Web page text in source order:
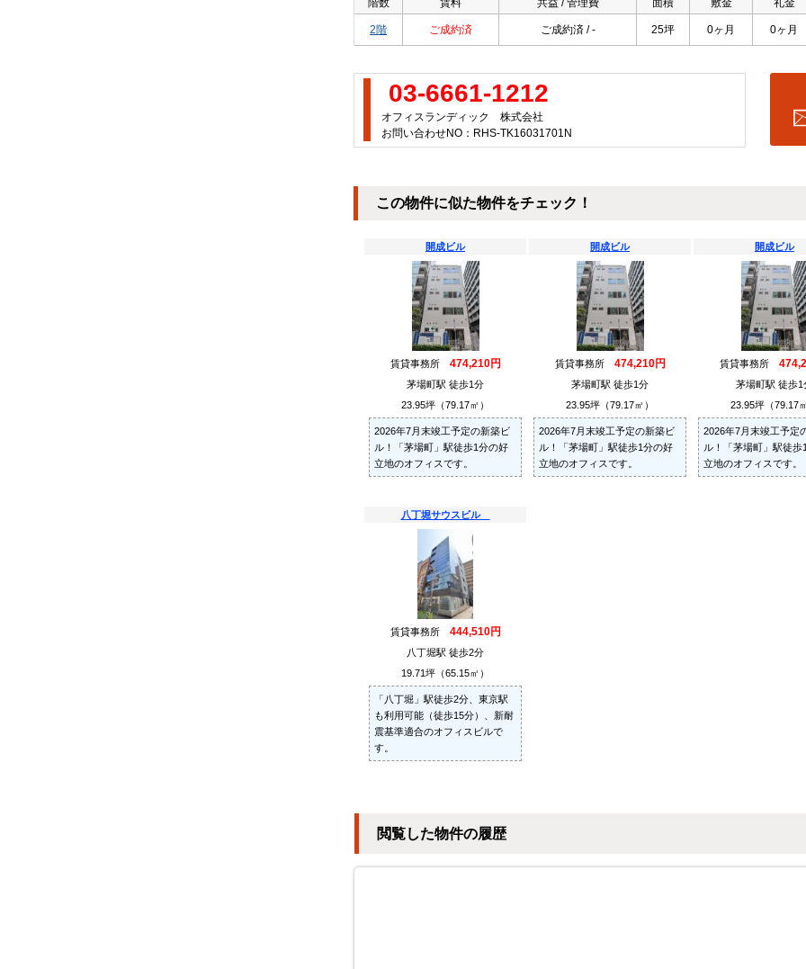
階数 賃料 共益 / 管理費 面積 敷金 礼金
2階 ご成約済 ご成約済 / - 25坪 0ヶ月 0ヶ月
03-6661-1212
オフィスランディック 株式会社
お問い合わせNO：RHS-TK16031701N
この物件に似た物件をチェック！
開成ビル
賃貸事務所 474,210円
茅場町駅 徒歩1分
23.95坪（79.17㎡）
2026年7月末竣工予定の新築ビ
ル！「茅場町」駅徒歩1分の好
立地のオフィスです。
開成ビル
賃貸事務所 474,210円
茅場町駅 徒歩1分
23.95坪（79.17㎡）
2026年7月末竣工予定の新築ビ
ル！「茅場町」駅徒歩1分の好
立地のオフィスです。
開成ビル
賃貸事務所
茅場町駅 徒歩1
23.95坪（79.17
2026年7月末竣工予定
ル！「茅場町」駅徒歩
立地のオフィスです。
八丁堀サウスビル
賃貸事務所 444,510円
八丁堀駅 徒歩2分
19.71坪（65.15㎡）
「八丁堀」駅徒歩2分、東京駅
も利用可能（徒歩15分）、新耐
震基準適合のオフィスビルで
す。
閲覧した物件の履歴